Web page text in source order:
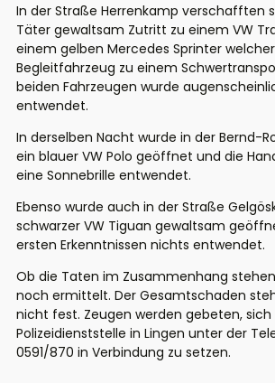
In der Straße Herrenkamp verschafften
Täter gewaltsam Zutritt zu einem VW
einem gelben Mercedes Sprinter
Begleitfahrzeug zu einem
beiden Fahrzeugen wurde
entwendet.
In derselben Nacht wurde in der Bernd-
ein blauer VW Polo geöffnet und die
eine Sonnebrille entwendet.
Ebenso wurde auch in der Straße
schwarzer VW Tiguan gewaltsam
ersten Erkenntnissen nichts entwendet.
Ob die Taten im Zusammenhang
noch ermittelt. Der Gesamtschaden
nicht fest. Zeugen werden gebeten,
Polizeidienststelle in Lingen unter der
0591/870 in Verbindung zu setzen.